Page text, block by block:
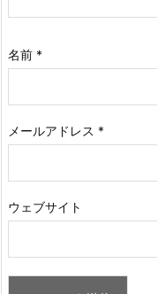
名前 *
メールアドレス *
ウェブサイト